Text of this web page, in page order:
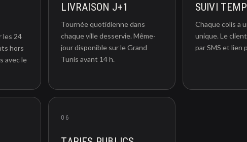
les 24
hors
avec le
LIVRAISON J+1
Tournée quotidienne dans
chaque ville desservie. Même-
jour disponible sur le Grand
Tunis avant 14 h.
SUIVI
Chaque colis a
unique. Le
par SMS et lien
06